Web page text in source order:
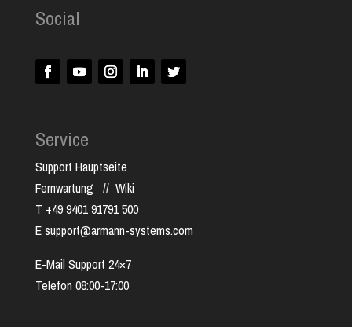
Social
Service
Support Hauptseite
Fernwartung // Wiki
T +49 9401 91791 500
E support@armann-systems.com
E-Mail Support 24×7
Telefon 08:00-17:00